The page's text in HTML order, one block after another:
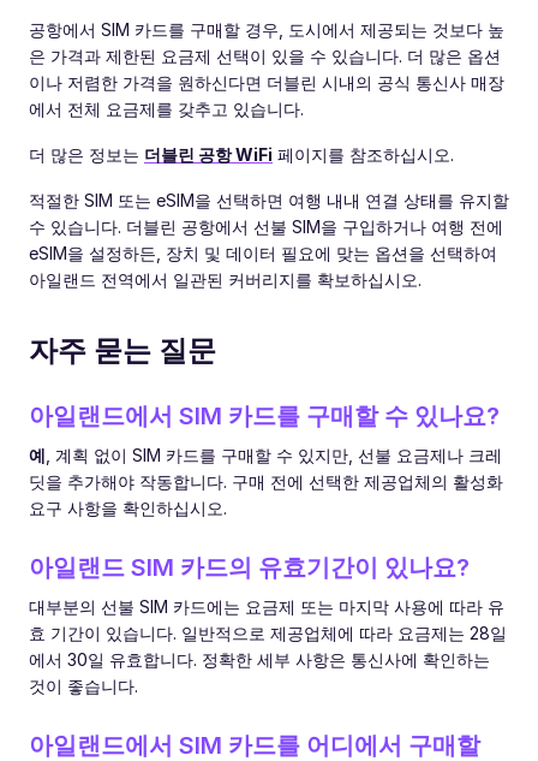
공항에서 SIM 카드를 구매할 경우, 도시에서 제공되는 것보다 높
은 가격과 제한된 요금제 선택이 있을 수 있습니다. 더 많은 옵션
이나 저렴한 가격을 원하신다면 더블린 시내의 공식 통신사 매장
에서 전체 요금제를 갖추고 있습니다.
더 많은 정보는 더블린 공항 WiFi 페이지를 참조하십시오.
적절한 SIM 또는 eSIM을 선택하면 여행 내내 연결 상태를 유지할
수 있습니다. 더블린 공항에서 선불 SIM을 구입하거나 여행 전에
eSIM을 설정하든, 장치 및 데이터 필요에 맞는 옵션을 선택하여
아일랜드 전역에서 일관된 커버리지를 확보하십시오.
자주 묻는 질문
아일랜드에서 SIM 카드를 구매할 수 있나요?
예 , 계획 없이 SIM 카드를 구매할 수 있지만, 선불 요금제나 크레
딧을 추가해야 작동합니다. 구매 전에 선택한 제공업체의 활성화
요구 사항을 확인하십시오.
아일랜드 SIM 카드의 유효기간이 있나요?
대부분의 선불 SIM 카드에는 요금제 또는 마지막 사용에 따라 유
효 기간이 있습니다. 일반적으로 제공업체에 따라 요금제는 28일
에서 30일 유효합니다. 정확한 세부 사항은 통신사에 확인하는
것이 좋습니다.
아일랜드에서 SIM 카드를 어디에서 구매할